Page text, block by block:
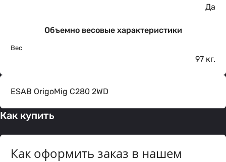
Да
Объемно весовые характеристики
Вес
97 кг.
ESAB OrigoMig C280 2WD
Как купить
Как оформить заказ в нашем